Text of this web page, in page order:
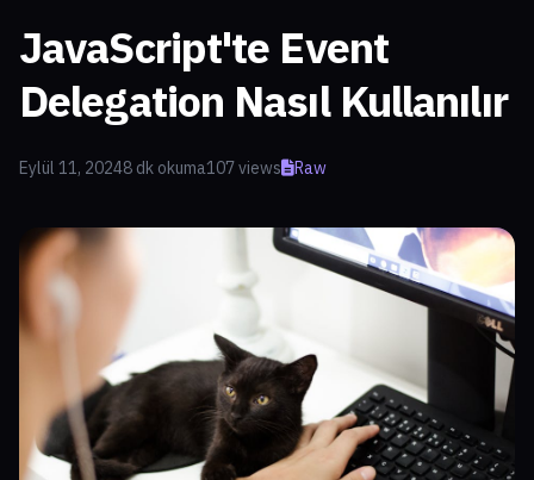
JavaScript'te Event
Delegation Nasıl Kullanılır
Eylül 11, 20248 dk okuma107 views Raw